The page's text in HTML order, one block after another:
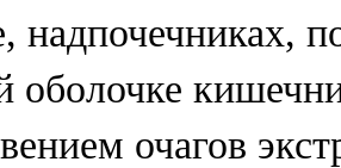
надпочечниках,
оболочке
очагов